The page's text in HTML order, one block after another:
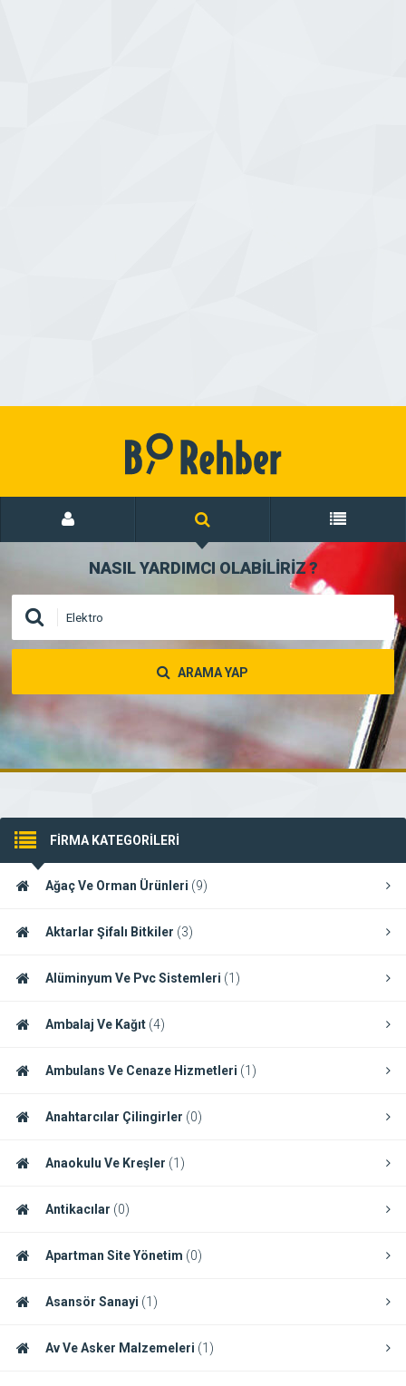
NASIL YARDIMCI OLABİLİRİZ?
ARAMA YAP
FİRMA KATEGORİLERİ
Ağaç Ve Orman Ürünleri (9)
Aktarlar Şifalı Bitkiler (3)
Alüminyum Ve Pvc Sistemleri (1)
Ambalaj Ve Kağıt (4)
Ambulans Ve Cenaze Hizmetleri (1)
Anahtarcılar Çilingirler (0)
Anaokulu Ve Kreşler (1)
Antikacılar (0)
Apartman Site Yönetim (0)
Asansör Sanayi (1)
Av Ve Asker Malzemeleri (1)